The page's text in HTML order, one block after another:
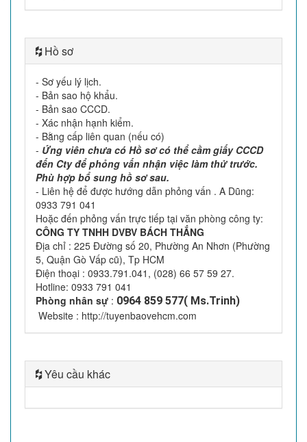
Hồ sơ
- Sơ yếu lý lịch.
- Bản sao hộ khẩu.
- Bản sao CCCD.
- Xác nhận hạnh kiểm.
- Bằng cấp liên quan (nếu có)
- Ứng viên chưa có Hồ sơ có thể cầm giấy CCCD
đến Cty để phỏng vấn nhận việc làm thử trước.
Phù hợp bổ sung hồ sơ sau.
- Liên hệ để được hướng dẫn phỏng vấn . A Dũng:
0933 791 041
Hoặc đến phỏng vấn trực tiếp tại văn phòng công ty:
CÔNG TY TNHH DVBV BÁCH THẮNG
Địa chỉ : 225 Đường số 20, Phường An Nhơn (Phường
5, Quận Gò Vấp cũ), Tp HCM
Điện thoại : 0933.791.041, (028) 66 57 59 27.
Hotline: 0933 791 041
Phòng nhân sự : 0964 859 577( Ms.Trinh)
Website : http://tuyenbaovehcm.com
Yêu cầu khác